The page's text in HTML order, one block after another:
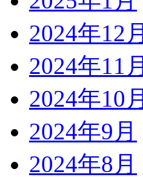
2024年12月
2024年11月
2024年10月
2024年9月
2024年8月